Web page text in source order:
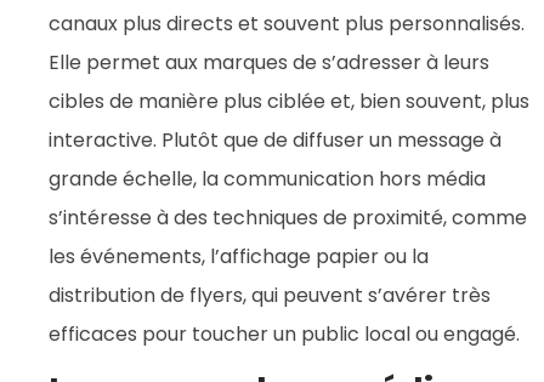
canaux plus directs et souvent plus personnalisés.
Elle permet aux marques de s’adresser à leurs
cibles de manière plus ciblée et, bien souvent, plus
interactive. Plutôt que de diffuser un message à
grande échelle, la communication hors média
s’intéresse à des techniques de proximité, comme
les événements, l’affichage papier ou la
distribution de flyers, qui peuvent s’avérer très
efficaces pour toucher un public local ou engagé.